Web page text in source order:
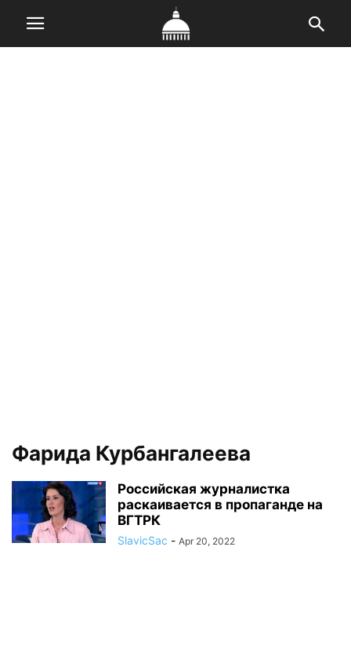
Фарида Курбангалеева
Российская журналистка
раскаивается в пропаганде на
ВГТРК
SlavicSac - Apr 20, 2022